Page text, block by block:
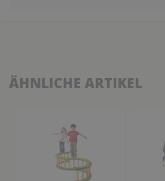
ÄHNLICHE ARTIKEL